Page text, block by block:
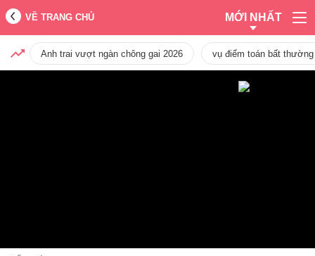
VỀ TRANG CHỦ MỚI NHẤT
Anh trai vượt ngàn chông gai 2026 vụ điểm toán bất